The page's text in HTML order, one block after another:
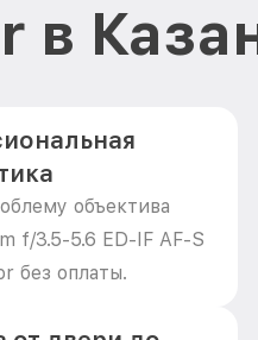
в
объектива
f/3.5-5.6 ED-IF AF-S
без оплаты.